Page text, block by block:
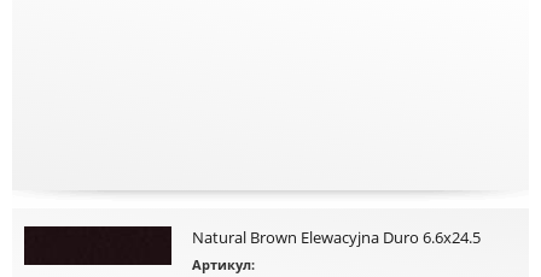
Natural Brown Elewacyjna Duro 6.6x24.5
Артикул: